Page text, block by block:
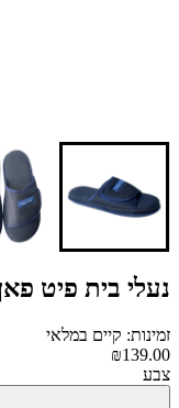
נעלי בית פיט
זמינות: קיים במלאי
₪139.00
צבע